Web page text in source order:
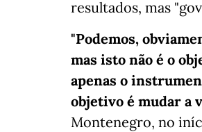
resultados, mas
"Podemos,
mas isto não é o
apenas o
objetivo é mudar a
Montenegro, no